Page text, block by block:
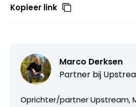
Kopieer link
Marco Derksen
Partner bij
Oprichter/partner Upstream,